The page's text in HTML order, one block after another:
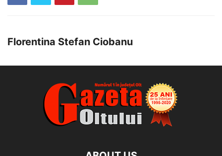
Florentina Stefan Ciobanu